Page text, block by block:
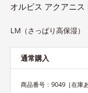
オルビス アクアニス
LM（さっぱり高保湿）
通常購入
商品番号： 9049 ［在庫